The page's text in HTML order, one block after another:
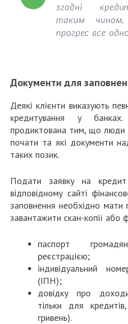
згодні
таким
прогрес все
Документи для
Деякі клієнти виказують
кредитування у
продиктована тим, що люди
почати та які документи
таких позик.
Подати заявку на
відповідному сайті
заповнення необхідно мати
завантажити скан-копії або
паспорт
реєстрацією;
індивідуальний
(ІПН);
довідку про
тільки для
гривень).